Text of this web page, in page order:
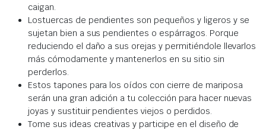
caigan.
Lostuercas de pendientes son pequeños y ligeros y se
sujetan bien a sus pendientes o espárragos. Porque
reduciendo el daño a sus orejas y permitiéndole llevarlos
más cómodamente y mantenerlos en su sitio sin
perderlos.
Estos tapones para los oídos con cierre de mariposa
serán una gran adición a tu colección para hacer nuevas
joyas y sustituir pendientes viejos o perdidos.
Tome sus ideas creativas y participe en el diseño de